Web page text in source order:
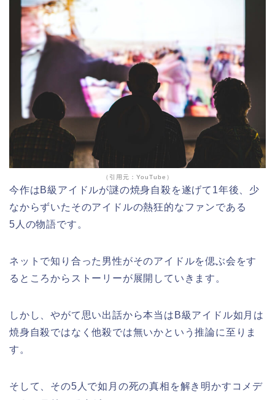
（引用元：YouTube）
今作はB級アイドルが謎の焼身自殺を遂げて1年後、少
なからずいたそのアイドルの熱狂的なファンである
5人の物語です。
ネットで知り合った男性がそのアイドルを偲ぶ会をす
るところからストーリーが展開していきます。
しかし、やがて思い出話から本当はB級アイドル如月は
焼身自殺ではなく他殺では無いかという推論に至りま
す。
そして、その5人で如月の死の真相を解き明かすコメデ